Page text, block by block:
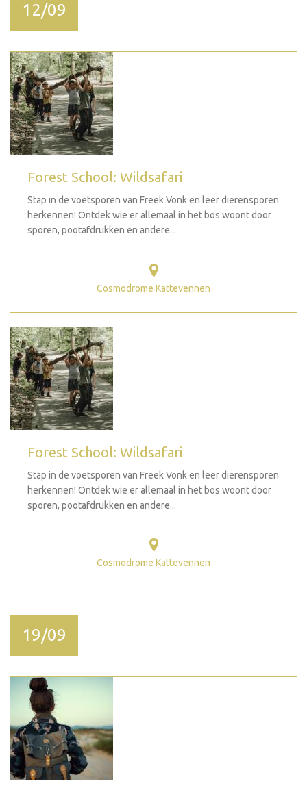
12/09
Forest School: Wildsafari
Stap in de voetsporen van Freek Vonk en leer dierensporen
herkennen! Ontdek wie er allemaal in het bos woont door
sporen, pootafdrukken en andere...
Cosmodrome Kattevennen
Forest School: Wildsafari
Stap in de voetsporen van Freek Vonk en leer dierensporen
herkennen! Ontdek wie er allemaal in het bos woont door
sporen, pootafdrukken en andere...
Cosmodrome Kattevennen
19/09